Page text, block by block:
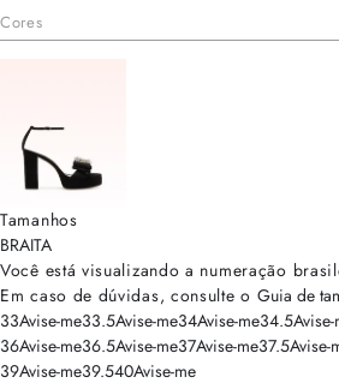
Cores
Tamanhos
BRAITA
Você está visualizando a numeração
Em caso de dúvidas, consulte o Guia de
33Avise-me33.5Avise-me34Avise-me34.5
36Avise-me36.5Avise-me37Avise-me37.5Avise-
39Avise-me39.540Avise-me